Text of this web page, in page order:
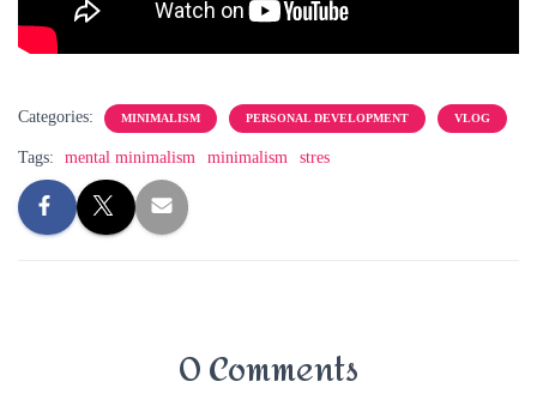
Categories: MINIMALISM PERSONAL DEVELOPMENT VLOG
Tags: mental minimalism minimalism stres
0 Comments